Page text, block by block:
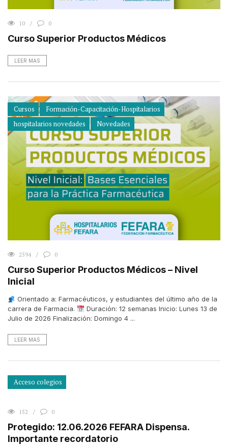
10 0
Curso Superior Productos Médicos
LEER MAS
Cursos
Formación-Capacitación-Hospitalarios
hospitalarios novedades
Novedades
2594 0
Curso Superior Productos Médicos – Nivel
Inicial
Orientado a: Farmacéuticos, y estudiantes del último año de la
carrera de Farmacia.
Duración: 12 semanas Inicio: Lunes 13 de
Julio de 2026 Finalización: Domingo 4 ...
LEER MAS
Acceso colegios
152 0
Protegido: 12.06.2026 FEFARA Dispensa.
Importante recordatorio